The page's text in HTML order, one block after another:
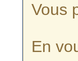
Vous
En